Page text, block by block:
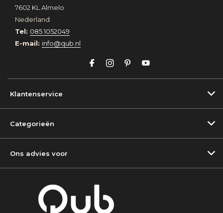
7602 KL Almelo
Nederland
Tel: 085 1052049
E-mail: info@qub.nl
Klantenservice
Categorieën
Ons advies voor